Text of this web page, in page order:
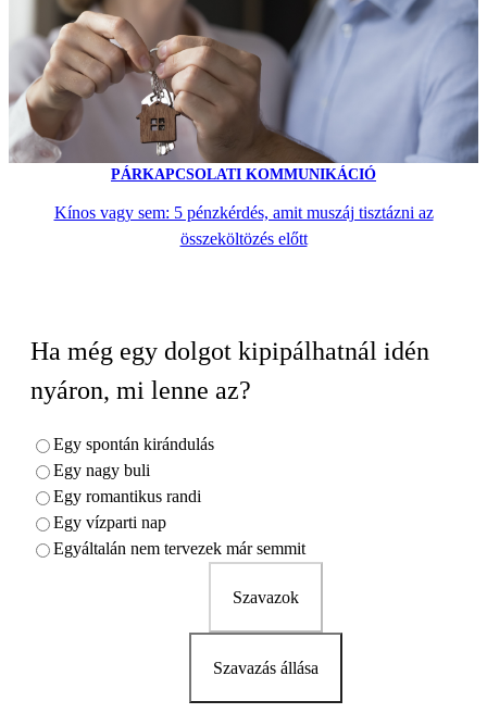
PÁRKAPCSOLATI KOMMUNIKÁCIÓ
Kínos vagy sem: 5 pénzkérdés, amit muszáj tisztázni az
összeköltözés előtt
Ha még egy dolgot kipipálhatnál idén
nyáron, mi lenne az?
Egy spontán kirándulás
Egy nagy buli
Egy romantikus randi
Egy vízparti nap
Egyáltalán nem tervezek már semmit
Szavazok
Szavazás állása